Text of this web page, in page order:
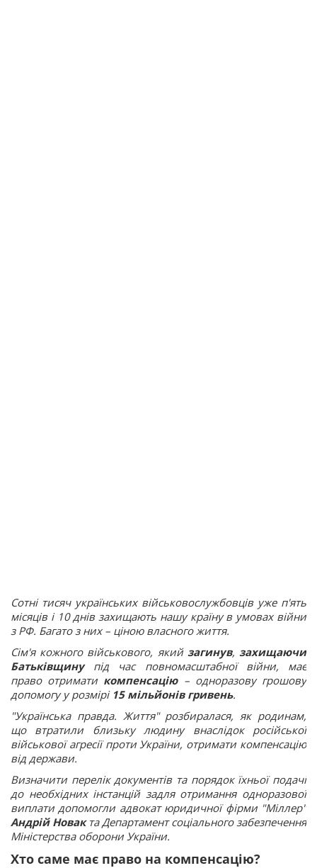
Сотні тисяч українських військовослужбовців уже п'ять
місяців і 10 днів захищають нашу країну в умовах війни
з РФ. Багато з них – ціною власного життя.
Сім'я кожного військового, який загинув,захищаючи
Батьківщинупід час повномасштабної війни, має
право отримати компенсацію– одноразову грошову
допомогу у розмірі 15 мільйонів гривень.
"Українська правда. Життя" розбиралася, як родинам,
що втратили близьку людину внаслідок російської
військової агресії проти України, отримати компенсацію
від держави.
Визначити перелік документів та порядок їхньої подачі
до необхідних інстанцій задля отримання одноразової
виплати допомогли адвокат юридичної фірми "Міллер"
Андрій Новакта Департамент соціального забезпечення
Міністерства оборони України.
Хто саме має право на компенсацію?